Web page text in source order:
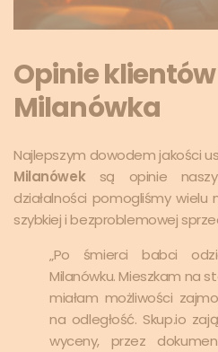
Opinie
Milanówka
Najlepszym dowodem jakości
Milanówek są opinie
działalności pomogliśmy wielu
szybkiej i bezproblemowej
„Po śmierci babci
Milanówku. Mieszkam na
miałam możliwości
na odległość. Skup.io
wyceny, przez